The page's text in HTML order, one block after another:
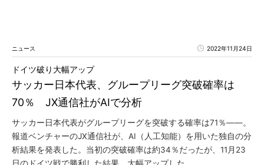
ニュース 2022年11月24日
サッカー日本代表、グループリーグ突破確率は
70％ JX通信社がAIで分析
ドイツ破り大幅アップ
サッカー日本代表がグループリーグを突破する確率は71％――。
報道ベンチャーのJX通信社が、AI（人工知能）を用いた独自の分
析結果を発表した。当初の突破確率は約34％だったが、11月23